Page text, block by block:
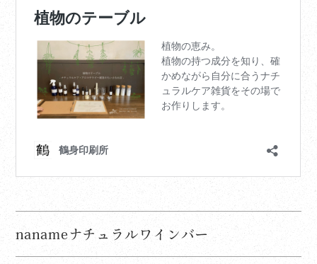
nanameナチュラルワインバー